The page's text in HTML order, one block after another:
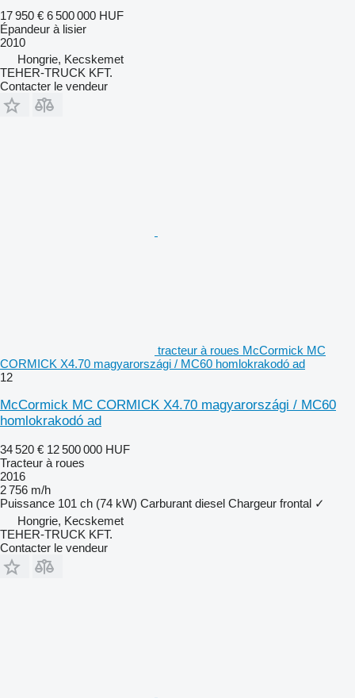
17 950 € 6 500 000 HUF
Épandeur à lisier
2010
Hongrie, Kecskemet
TEHER-TRUCK KFT.
Contacter le vendeur
tracteur à roues McCormick MC
CORMICK X4.70 magyarországi / MC60 homlokrakodó ad
12
McCormick MC CORMICK X4.70 magyarországi / MC60
homlokrakodó ad
34 520 € 12 500 000 HUF
Tracteur à roues
2016
2 756 m/h
Puissance 101 ch (74 kW) Carburant diesel Chargeur frontal ✓
Hongrie, Kecskemet
TEHER-TRUCK KFT.
Contacter le vendeur